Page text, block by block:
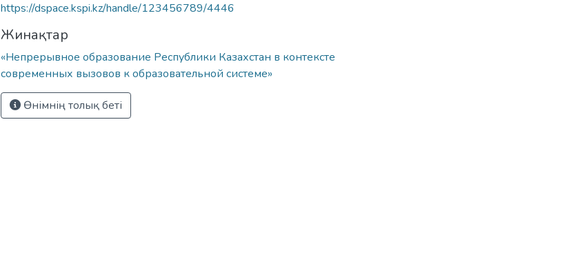
https://dspace.kspi.kz/handle/123456789/4446
Жинақтар
«Непрерывное образование Республики Казахстан в контексте
современных вызовов к образовательной системе»
Өнімнің толық беті